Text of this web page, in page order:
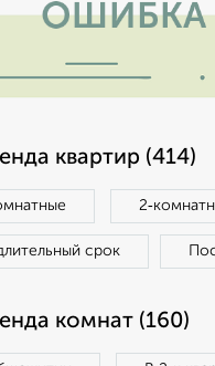
квартир (414)
срок
комнат (160)